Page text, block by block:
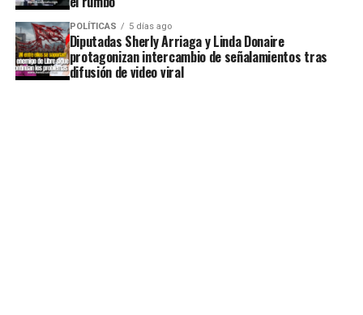
POLÍTICAS 5 días ago
Diputadas Sherly Arriaga y Linda Donaire
protagonizan intercambio de señalamientos tras
difusión de video viral